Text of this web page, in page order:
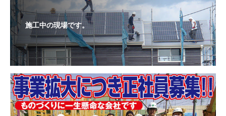
施工中の現場です。